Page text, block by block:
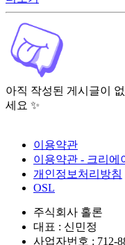
아직 작성된 게시글이
세요 ✨
이용약관
이용약관 - 크리에
개인정보처리방침
OSL
주식회사 홀론
대표 : 신민정
사업자번호 : 712-